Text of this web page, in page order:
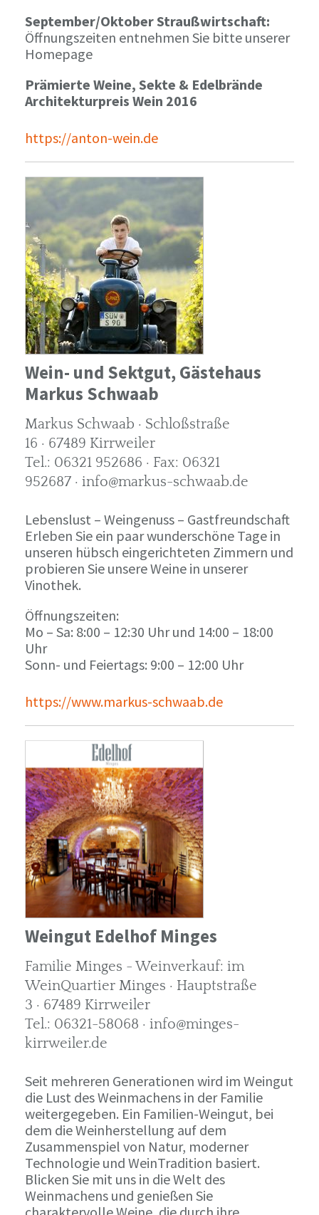
September/Oktober Straußwirtschaft:
Öffnungszeiten entnehmen Sie bitte unserer
Homepage
Prämierte Weine, Sekte & Edelbrände
Architekturpreis Wein 2016
https://anton-wein.de
Wein- und Sektgut, Gästehaus
Markus Schwaab
Markus Schwaab · Schloßstraße
16 · 67489 Kirrweiler
Tel.: 06321 952686 · Fax: 06321
952687 · info@markus-schwaab.de
Lebenslust – Weingenuss – Gastfreundschaft
Erleben Sie ein paar wunderschöne Tage in
unseren hübsch eingerichteten Zimmern und
probieren Sie unsere Weine in unserer
Vinothek.
Öffnungszeiten:
Mo – Sa: 8:00 – 12:30 Uhr und 14:00 – 18:00
Uhr
Sonn- und Feiertags: 9:00 – 12:00 Uhr
https://www.markus-schwaab.de
Weingut Edelhof Minges
Familie Minges - Weinverkauf: im
WeinQuartier Minges · Hauptstraße
3 · 67489 Kirrweiler
Tel.: 06321-58068 · info@minges-
kirrweiler.de
Seit mehreren Generationen wird im Weingut
die Lust des Weinmachens in der Familie
weitergegeben. Ein Familien-Weingut, bei
dem die Weinherstellung auf dem
Zusammenspiel von Natur, moderner
Technologie und WeinTradition basiert.
Blicken Sie mit uns in die Welt des
Weinmachens und genießen Sie